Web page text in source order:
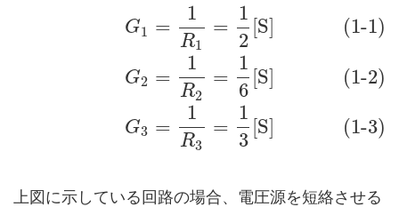
G1
G2
G3
=
=
=
1
R1
=
1
2
S
1
R2
=
1
6
[S]
1
R3
=
1
3
[S]
(1-1)
(1-2)
(1-3)
上図に示している回路の場合、電圧源を短絡させる